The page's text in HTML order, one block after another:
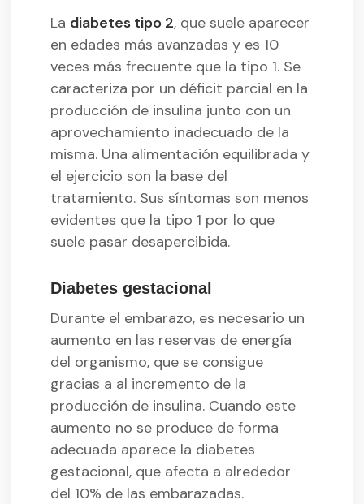
La diabetes tipo 2, que suele aparecer
en edades más avanzadas y es 10
veces más frecuente que la tipo 1. Se
caracteriza por un déficit parcial en la
producción de insulina junto con un
aprovechamiento inadecuado de la
misma. Una alimentación equilibrada y
el ejercicio son la base del
tratamiento. Sus síntomas son menos
evidentes que la tipo 1 por lo que
suele pasar desapercibida.
Diabetes gestacional
Durante el embarazo, es necesario un
aumento en las reservas de energía
del organismo, que se consigue
gracias a al incremento de la
producción de insulina. Cuando este
aumento no se produce de forma
adecuada aparece la diabetes
gestacional, que afecta a alrededor
del 10% de las embarazadas.